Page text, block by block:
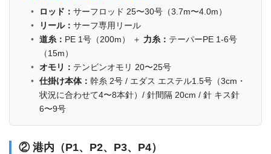
ロッド：サーフロッド 25〜30号（3.7m〜4.0m）
リール：サーフ専用リール
道糸： PE 1号（200m） ＋ 力糸： テーパーPE 1-6号
（15m）
オモリ： テンビンオモリ 20〜25号
仕掛け本体：幹糸 2号 / エダス エステル1.5号（3cm・
状況に合わせて4〜8本針）/ 針間隔 20cm / 針 キス針
6〜9号
② 港内（P1、P2、P3、P4）